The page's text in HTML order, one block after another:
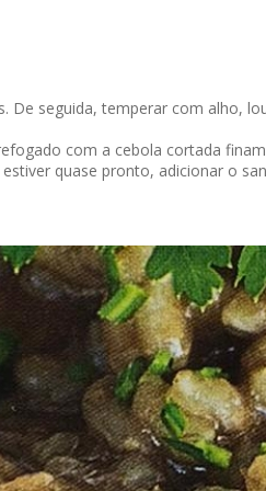
De seguida, temperar com alho,
com a cebola cortada
quase pronto, adicionar o